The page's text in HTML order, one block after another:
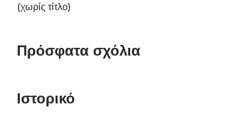
(χωρίς τίτλο)
Πρόσφατα σχόλια
Ιστορικό